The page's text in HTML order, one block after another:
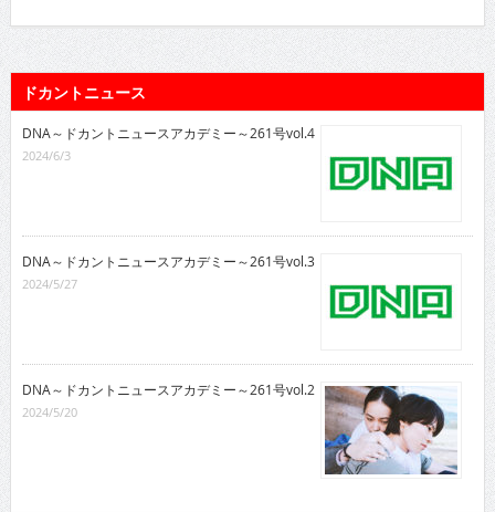
ドカントニュース
DNA～ドカントニュースアカデミー～261号vol.4
2024/6/3
DNA～ドカントニュースアカデミー～261号vol.3
2024/5/27
DNA～ドカントニュースアカデミー～261号vol.2
2024/5/20